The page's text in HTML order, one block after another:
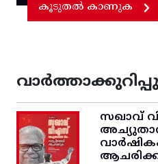
കൂടുതൽ കാണുക
സഖാവ്